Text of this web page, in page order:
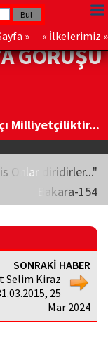
» « İlkelerimiz »
GÖRÜŞÜ
Milliyetçiliktir...
Onlar diridirler..."
Bakara-154
SONRAKİ HABER
Selim Kiraz
25
Mar 2024